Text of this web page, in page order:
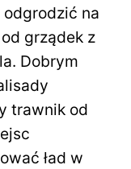
na
grządek z
Dobrym
trawnik od
ład w